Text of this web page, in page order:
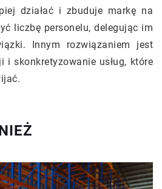
działać i zbuduje markę na
liczbę personelu, delegując im
Innym rozwiązaniem jest
i skonkretyzowanie usług, które